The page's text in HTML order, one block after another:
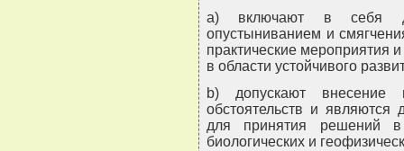
a) включают в себя
опустыниванием и
практические мероприятия
в области устойчивого
b) допускают внесение
обстоятельств и являются
для принятия решений в
биологических и